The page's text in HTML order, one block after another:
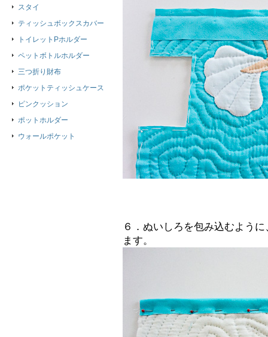
６．ぬいしろを包み込むよう
ます。
スタイ
ティッシュボックスカバー
トイレットPホルダー
ペットボトルホルダー
三つ折り財布
ポケットティッシュケース
ピンクッション
ポットホルダー
ウォールポケット